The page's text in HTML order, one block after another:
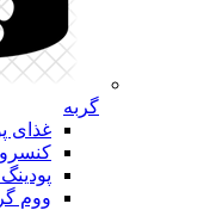
گربه
غذای
ووم